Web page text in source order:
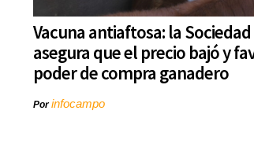
Vacuna antiaftosa: la
asegura que el precio bajó y
poder de compra ganadero
Porinfocampo